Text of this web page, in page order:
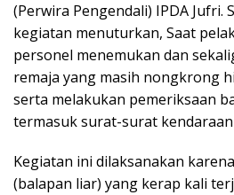
(Perwira Pengendali) IPDA Jufri.
kegiatan menuturkan, Saat
personel menemukan dan
remaja yang masih nongkrong
serta melakukan pemeriksaan
termasuk surat-surat
Kegiatan ini dilaksanakan
(balapan liar) yang kerap kali